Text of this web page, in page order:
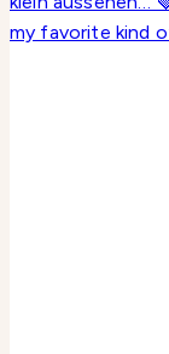
my favorite kind